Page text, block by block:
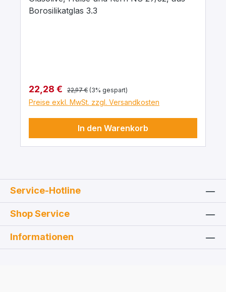
Borosilikatglas 3.3
Verkaufspreis:
22,28 € Regulärer Preis:
22,97 € (3% gespart)
Preise exkl. MwSt. zzgl. Versandkosten
In den Warenkorb
Service-Hotline
Shop Service
Informationen